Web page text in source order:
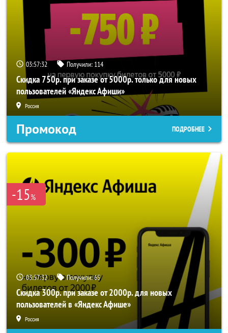
03:57:31 Получили: 114
Скидка 750р. при заказе от 5000р. только для новых
пользователей «Яндекс Афиши»
Россия
Промокод ПОДРОБНЕЕ
-15%
03:57:31 Получили:65
Скидка 300р. при заказе от 2000р. для новых
пользователей в «Яндекс Афише»
Россия